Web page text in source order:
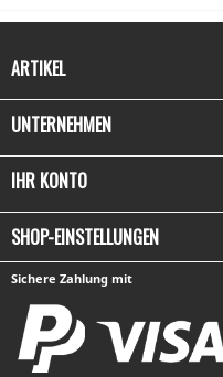
ARTIKEL
UNTERNEHMEN
IHR KONTO
SHOP-EINSTELLUNGEN
Sichere Zahlung mit